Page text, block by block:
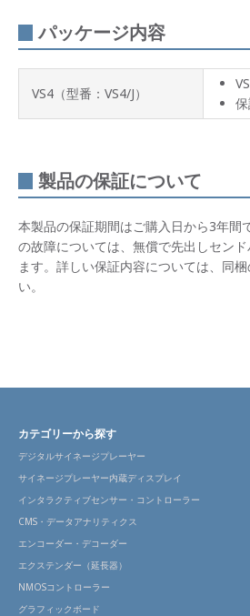
パッケージ内容
VS4（型番：VS4/J）
製品の保証について
本製品の保証期間はご購入日から3年間
の故障については、無償で先出しセン
ます。詳しい保証内容については、同
い。
カテゴリーから探す
デジタルサイネージプレーヤー
サイネージプレーヤー内蔵ディスプレイ
インタラクティブセンサー・コントローラー
CMS・データアナリティクス
エンコーダー・デコーダー
エクステンダー（延長器）
NMOSコントローラー
グラフィックボード